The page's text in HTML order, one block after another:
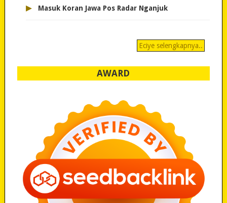
▸ Masuk Koran Jawa Pos Radar Nganjuk
Eciye selengkapnya..
AWARD